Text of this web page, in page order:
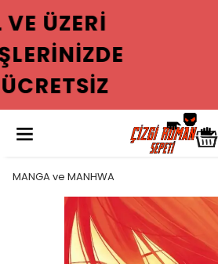
2000 TL VE
KARGO
MANGA ve MANHWA